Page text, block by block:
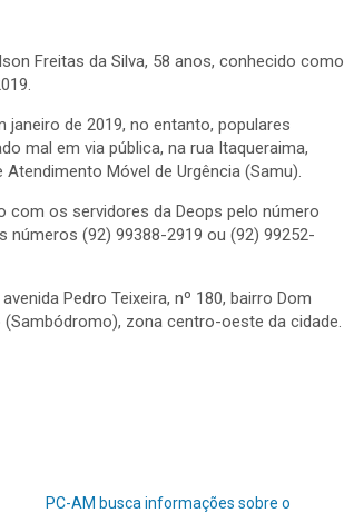
Freitas da Silva, 58 anos, conhecido como
janeiro de 2019, no entanto, populares
mal em via pública, na rua Itaqueraima,
Móvel de Urgência (Samu).
os servidores da Deops pelo número
números (92) 99388-2919 ou (92) 99252-
Pedro Teixeira, nº 180, bairro Dom
zona centro-oeste da cidade.
PC-AM busca informações sobre o